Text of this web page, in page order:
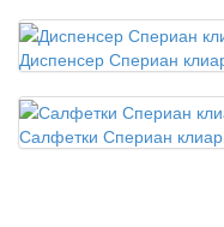
Диспенсер Спериан
Салфетки Спериан